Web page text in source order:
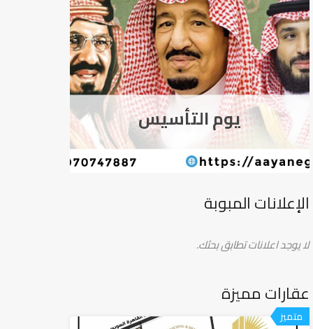
يوم التأسيس
الإعلانات المبوبة
لا يوجد اعلانات تطابق بحثك.
عقارات مميزة
متميز